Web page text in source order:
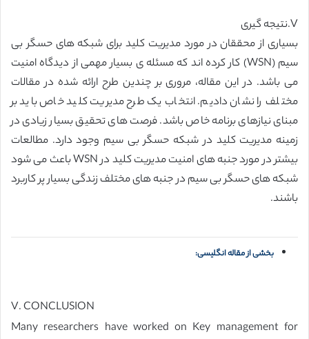
V.نتیجه گیری
بسیاری از محققان در مورد مدیریت کلید برای شبکه های حسگر بی
سیم (WSN) کار کرده اند که مسئله ی بسیار مهمی از دیدگاه امنیت
می باشد. در این مقاله، مروری بر چندین طرح ارائه شده در مقالات
مختلف را نشان دادیم. انتخاب یک طرح مدیریت کلید خاص باید بر
مبنای نیازهای برنامه خاص باشد. فرصت های تحقیق بسیار زیادی در
زمینه مدیریت کلید در شبکه حسگر بی سیم وجود دارد. مطالعات
بیشتر در مورد جنبه های امنیت مدیریت کلید در WSN باعث می شود
شبکه های حسگر بی سیم در جنبه های مختلف زندگی بسیار پر کاربرد
باشند.
بخشی از مقاله انگلیسی:
V. CONCLUSION
Many researchers have worked on Key management for